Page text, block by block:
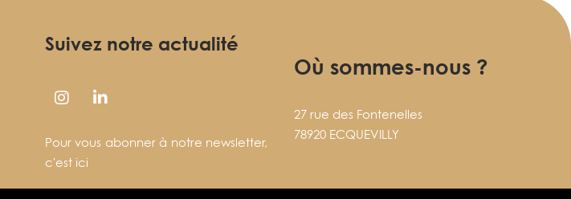
Suivez notre actualité
Pour vous abonner à notre newsletter,
c'est ici
Où sommes-nous ?
27 rue des Fontenelles
78920 ECQUEVILLY